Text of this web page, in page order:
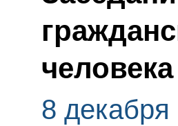
человека
8 декабря